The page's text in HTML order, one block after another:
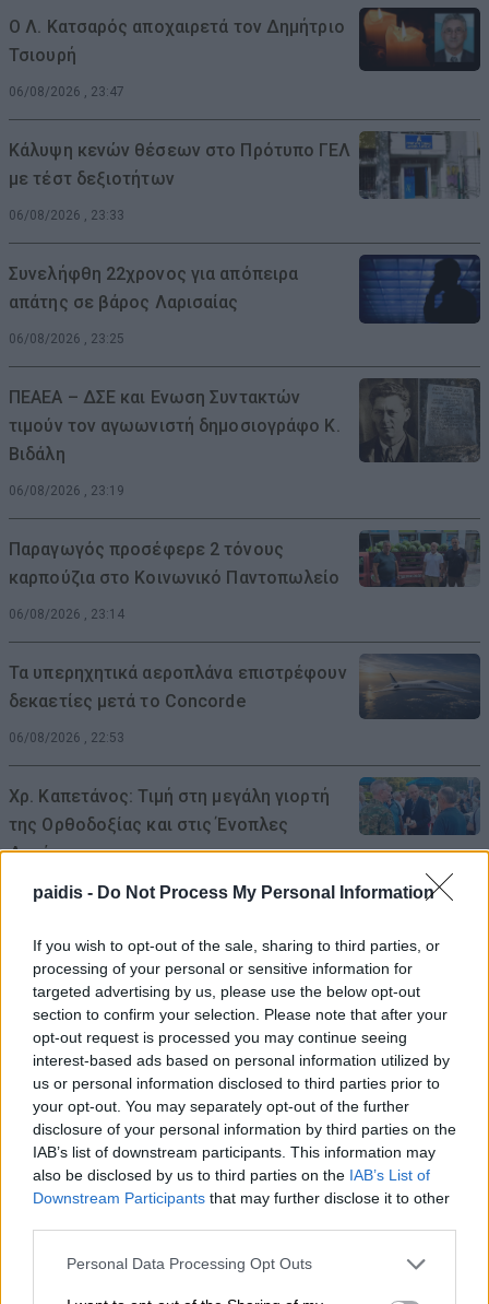
paidis - Do Not Process My Personal Information
If you wish to opt-out of the sale, sharing to third parties, or
processing of your personal or sensitive information for
targeted advertising by us, please use the below opt-out
section to confirm your selection. Please note that after your
opt-out request is processed you may continue seeing
interest-based ads based on personal information utilized by
us or personal information disclosed to third parties prior to
your opt-out. You may separately opt-out of the further
disclosure of your personal information by third parties on the
IAB’s list of downstream participants. This information may
also be disclosed by us to third parties on the IAB’s List of
Downstream Participants that may further disclose it to other
Personal Data Processing Opt Outs
Ο Λ. Κατσαρός αποχαιρετά τον Δημήτριο
Τσιουρή
06/08/2026 , 23:47
Κάλυψη κενών θέσεων στο Πρότυπο ΓΕΛ
με τέστ δεξιοτήτων
06/08/2026 , 23:33
Συνελήφθη 22χρονος για απόπειρα
απάτης σε βάρος Λαρισαίας
06/08/2026 , 23:25
ΠΕΑΕΑ – ΔΣΕ και Ενωση Συντακτών
τιμούν τον αγωωνιστή δημοσιογράφο Κ.
Βιδάλη
06/08/2026 , 23:19
Παραγωγός προσέφερε 2 τόνους
καρπούζια στο Κοινωνικό Παντοπωλείο
06/08/2026 , 23:14
Τα υπερηχητικά αεροπλάνα επιστρέφουν
δεκαετίες μετά το Concorde
06/08/2026 , 22:53
Χρ. Καπετάνος: Τιμή στη μεγάλη γιορτή
της Ορθοδοξίας και στις Ένοπλες
Δυνάμεις
06/08/2026 , 21:54
Αύριο Παρασκευή στο Δομένικο η κηδεία
του Αλκιβιάδη Χατζούλη
06/08/2026 , 19:52
Στο Anilio Park Festival οι συναυλίες είναι
μόνο η αφορμή!
06/08/2026 , 19:44
Δείτε εδώ όλα τα νέα